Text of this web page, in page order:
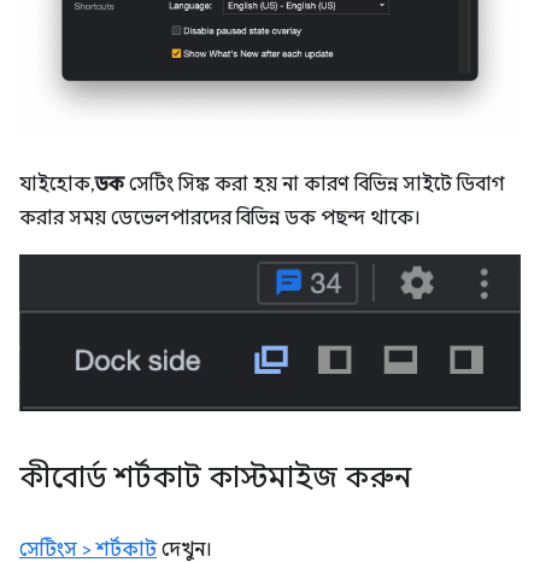
যাইহোক,ডকসেটিং সিঙ্ক করা হয় না কারণ বিভিন্ন সাইটে ডিবাগ
করার সময় ডেভেলপারদের বিভিন্ন ডক পছন্দ থাকে।
কীবোর্ড শর্টকাট কাস্টমাইজ করুন
সেটিংস > শর্টকাটদেখুন।